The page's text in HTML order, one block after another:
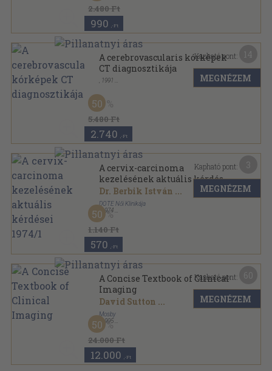
2.480 Ft
990 ,-Ft
A cerebrovascularis kórképek
CT diagnosztikája
1991
5.480 Ft
50
2.740 ,-Ft
Kapható pont:
MEGNÉZEM
A cervix-carcinoma
kezelésének aktuális kérdései
1974/1
Dr. Berbik István ...
DOTE Női Klinikája
, 1974
Fűzött papírkötés
A DOTE Női Klinikájának kiadványai sorozat
1.140 Ft
50
570 ,-Ft
Kapható pont:
MEGNÉZEM
A Concise Textbook of Clinical
Imaging
David Sutton ...
Mosby
, 1995
Vászon
24.000 Ft
50
12.000 ,-Ft
Kapható pont:
MEGNÉZEM